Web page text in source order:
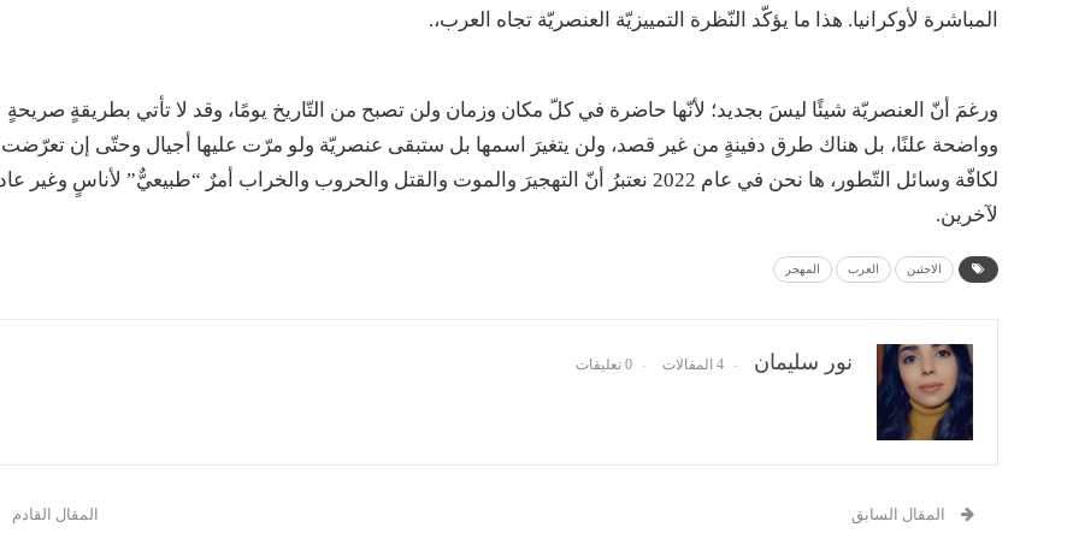
المباشرة لأوكرانيا. هذا ما يؤكّد النّظرة التمييزيّة العنصريّة تجاه العرب،.
ورغمَ أنّ العنصريّة شيئًا ليسَ بجديد؛ لأنّها حاضرة في كلّ مكان وزمان ولن تصبح من التّاريخ يومًا، وقد لا تأتي بطريقةٍ صريحةٍ
وواضحة علنًا، بل هناك طرق دفينةٍ من غير قصد، ولن يتغيرَ اسمها بل ستبقى عنصريّة ولو مرّت عليها أجيال وحتّى إن تعرّضت
لكافّة وسائل التّطور، ها نحن في عام 2022 نعتبرُ أنّ التهجيرَ والموت والقتل والحروب والخراب أمرٌ “طبيعيٌّ” لأناسٍ وغير
لآخرين.
الاجئين العرب المهجر
نور سليمان 4 المقالات 0 تعليقات
المقال السابق المقال القادم